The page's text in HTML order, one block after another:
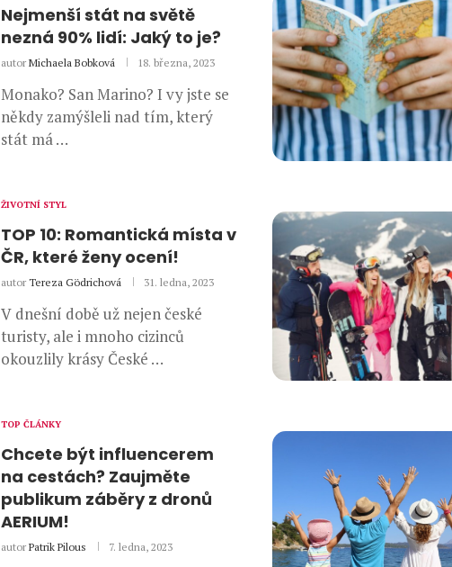
Nejmenší stát na světě
nezná 90% lidí: Jaký to je?
autor Michaela Bobková 18. března, 2023
Monako? San Marino? I vy jste se
někdy zamýšleli nad tím, který
stát má …
ŽIVOTNÍ STYL
TOP 10: Romantická místa v
ČR, které ženy ocení!
autor Tereza Gödrichová 31. ledna, 2023
V dnešní době už nejen české
turisty, ale i mnoho cizinců
okouzlily krásy České …
TOP ČLÁNKY
Chcete být influencerem
na cestách? Zaujměte
publikum záběry z dronů
AERIUM!
autor Patrik Pilous 7. ledna, 2023